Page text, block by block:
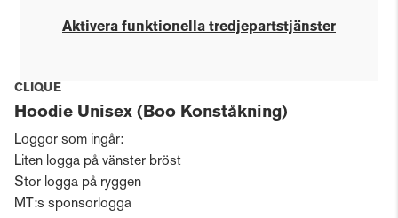
Aktivera funktionella tredjepartstjänster
CLIQUE
Hoodie Unisex (Boo Konståkning)
Loggor som ingår:
Liten logga på vänster bröst
Stor logga på ryggen
MT:s sponsorlogga